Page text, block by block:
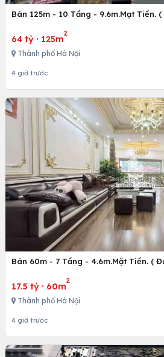
Bán 125m - 10 Tầng - 9.6m.Mạt Tiền.
64 tỷ · 125m
2
Thành phố Hà Nội
4 giờ trước
Bán 60m - 7 Tầng - 4.6m.Mặt Tiền. (
17.5 tỷ · 60m
2
Thành phố Hà Nội
4 giờ trước